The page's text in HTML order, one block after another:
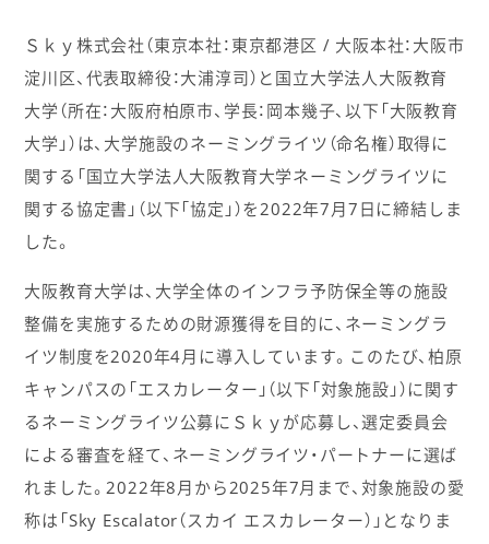
Ｓｋｙ株式会社（東京本社：東京都港区 / 大阪本社：大阪市
淀川区、代表取締役：大浦淳司）と国立大学法人大阪教育
大学（所在：大阪府柏原市、学長：岡本幾子、以下「大阪教育
大学」）は、大学施設のネーミングライツ（命名権）取得に
関する「国立大学法人大阪教育大学ネーミングライツに
関する協定書」（以下「協定」）を2022年7月7日に締結しま
した。
大阪教育大学は、大学全体のインフラ予防保全等の施設
整備を実施するための財源獲得を目的に、ネーミングラ
イツ制度を2020年4月に導入しています。このたび、柏原
キャンパスの「エスカレーター」（以下「対象施設」）に関す
るネーミングライツ公募にＳｋｙが応募し、選定委員会
による審査を経て、ネーミングライツ・パートナーに選ば
れました。2022年8月から2025年7月まで、対象施設の愛
称は「Sky Escalator（スカイ エスカレーター）」となりま